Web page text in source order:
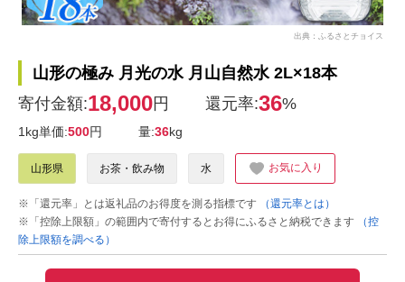
出典：ふるさとチョイス
山形の極み 月光の水 月山自然水 2L×18本
寄付金額:18,000円 還元率:36%
1kg単価:500円 量:36kg
山形県 お茶・飲み物 水 お気に入り
※「還元率」とは返礼品のお得度を測る指標です
（還元率とは）
※「控除上限額」の範囲内で寄付するとお得にふるさと納税できます
（控
除上限額を調べる）